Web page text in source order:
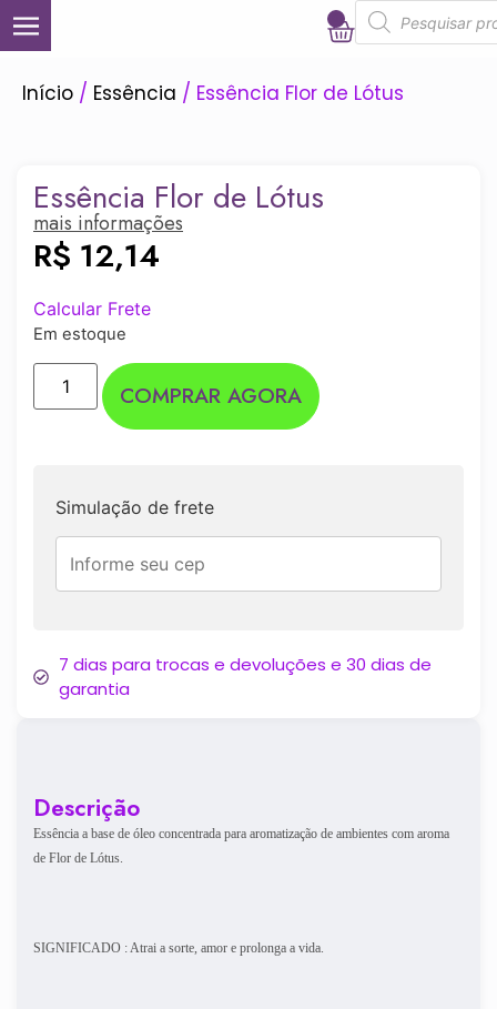
Início / Essência / Essência Flor de Lótus
Descrição
Essência a base de óleo concentrada para aromatização de ambientes com aroma
de Flor de Lótus.
SIGNIFICADO : Atrai a sorte, amor e prolonga a vida.
Essência Flor de Lótus
mais informações
R$ 12,14
Calcular Frete
Em estoque
COMPRAR AGORA
Simulação de frete
7 dias para trocas e devoluções e 30 dias de
garantia